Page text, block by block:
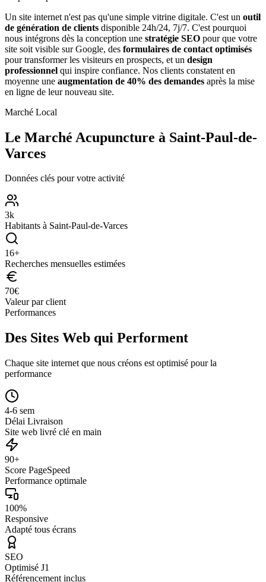
Un site internet n'est pas qu'une simple vitrine digitale. C'est un outil
de génération de clients disponible 24h/24, 7j/7. C'est pourquoi
nous intégrons dès la conception une stratégie SEO pour que votre
site soit visible sur Google, des formulaires de contact optimisés
pour transformer les visiteurs en prospects, et un design
professionnel qui inspire confiance. Nos clients constatent en
moyenne une augmentation de 40% des demandes après la mise
en ligne de leur nouveau site.
Marché Local
Le Marché Acupuncture à Saint-Paul-de-
Varces
Données clés pour votre activité
3k
Habitants à Saint-Paul-de-Varces
16+
Recherches mensuelles estimées
70€
Valeur par client
Performances
Des Sites Web qui Performent
Chaque site internet que nous créons est optimisé pour la
performance
4-6 sem
Délai Livraison
Site web livré clé en main
90+
Score PageSpeed
Performance optimale
100%
Responsive
Adapté tous écrans
SEO
Optimisé J1
Référencement inclus